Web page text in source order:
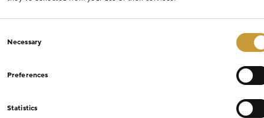
Selection
Necessary
Preferences
Statistics